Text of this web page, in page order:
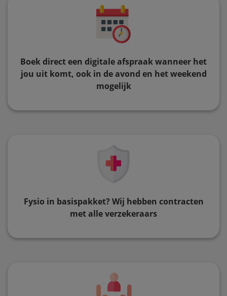
Boek direct een digitale afspraak wanneer het
jou uit komt, ook in de avond en het weekend
mogelijk
Fysio in basispakket? Wij hebben contracten
met alle verzekeraars